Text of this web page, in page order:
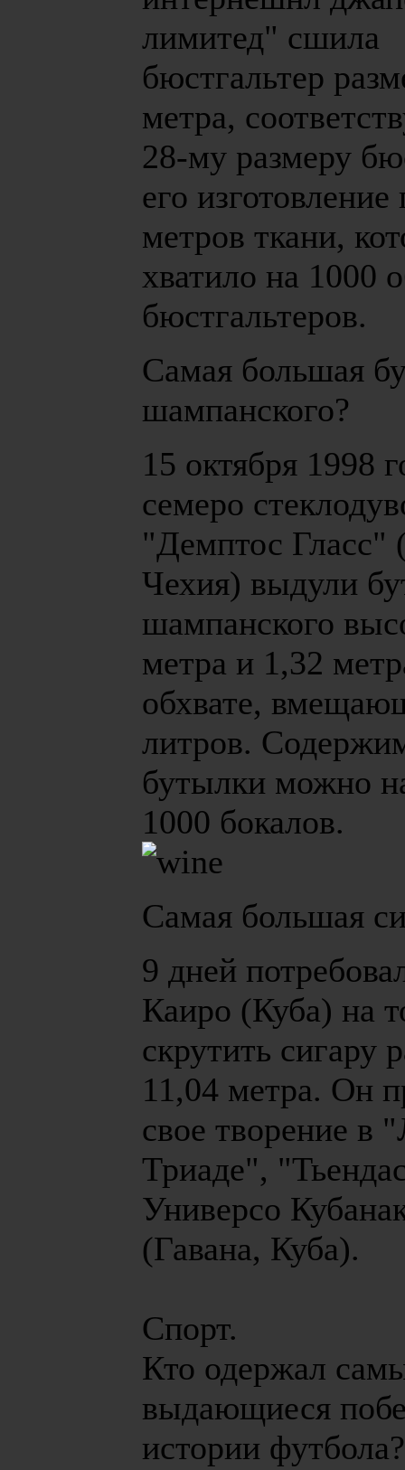
лимитед" сшила
бюстгальтер
метра,
28-му размеру
его
метров ткани,
хватило на 1000
бюстгальтеров.
Самая большая
шампанского?
15 октября 1998
семеро
"Демптос Гласс"
Чехия) выдули
шампанского
метра и 1,32
обхвате,
литров.
бутылки можно
1000 бокалов.
Самая большая
9 дней
Каиро (Куба) на
скрутить сигару
11,04 метра. Он
свое творение в
Триаде",
Универсо
(Гавана, Куба).
Спорт.
Кто одержал
выдающиеся
истории футбола?